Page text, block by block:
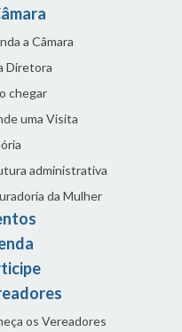
a Câmara
Diretora
chegar
uma Visita
administrativa
da Mulher
os Vereadores